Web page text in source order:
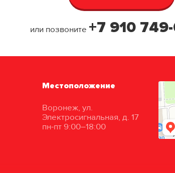
или позвоните +7 910
Местоположение
Воронеж, ул.
Электросигнальная, д. 17
пн-пт 9:00–18:00